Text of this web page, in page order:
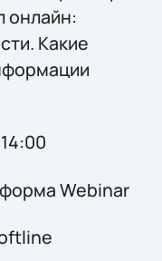
онлайн:
Какие
Webinar